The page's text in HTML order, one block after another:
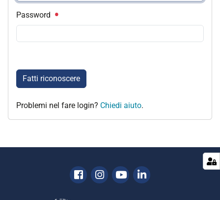
Password
Fatti riconoscere
Problemi nel fare login? Chiedi aiuto.
Facebook
Instagram
YoutubeLinkedin